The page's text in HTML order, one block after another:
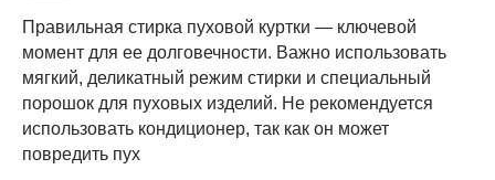
Правильная стирка пуховой куртки — ключевой
момент для ее долговечности. Важно использовать
мягкий, деликатный режим стирки и специальный
порошок для пуховых изделий. Не рекомендуется
использовать кондиционер, так как он может
повредить пух